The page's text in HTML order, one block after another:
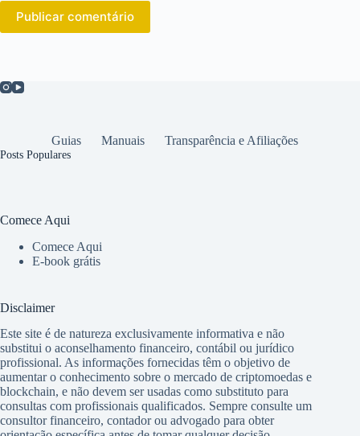
Publicar comentário
Guias Manuais Transparência e Afiliações
Posts Populares
Comece Aqui
Comece Aqui
E-book grátis
Disclaimer
Este site é de natureza exclusivamente informativa e não
substitui o aconselhamento financeiro, contábil ou jurídico
profissional. As informações fornecidas têm o objetivo de
aumentar o conhecimento sobre o mercado de criptomoedas e
blockchain, e não devem ser usadas como substituto para
consultas com profissionais qualificados. Sempre consulte um
consultor financeiro, contador ou advogado para obter